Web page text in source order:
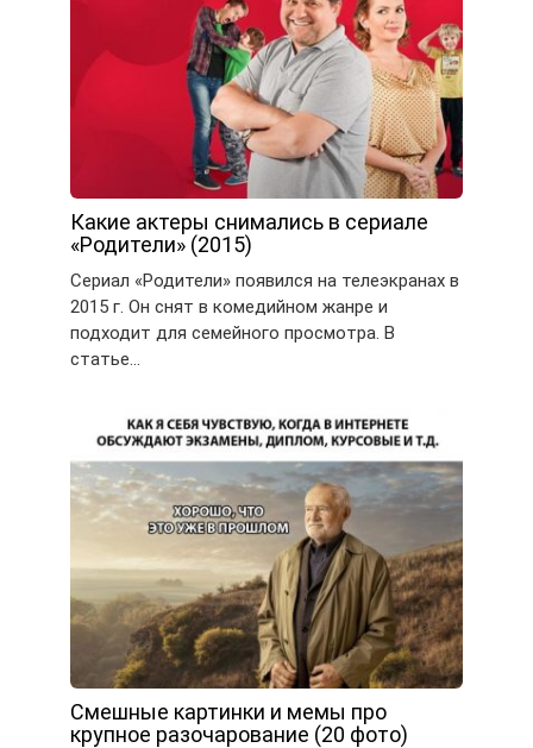
Какие актеры снимались в сериале
«Родители» (2015)
Сериал «Родители» появился на телеэкранах в
2015 г. Он снят в комедийном жанре и
подходит для семейного просмотра. В
статье…
Смешные картинки и мемы про
крупное разочарование (20 фото)